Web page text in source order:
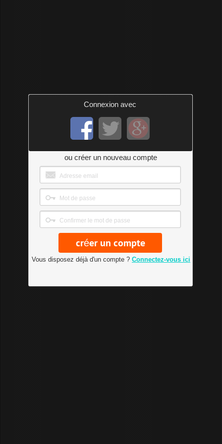
Connexion avec
ou créer un nouveau compte
Vous disposez déjà d'un compte ? Connectez-vous ici